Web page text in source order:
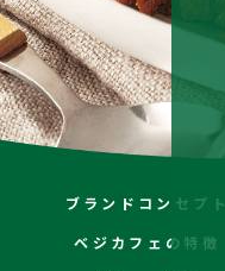
ブランドコンセプト
ベジカフェの特徴